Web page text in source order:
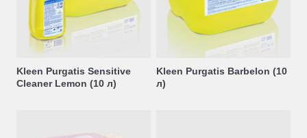
Kleen Purgatis Sensitive
Cleaner Lemon (10 л)
Kleen Purgatis Barbelon (10
л)